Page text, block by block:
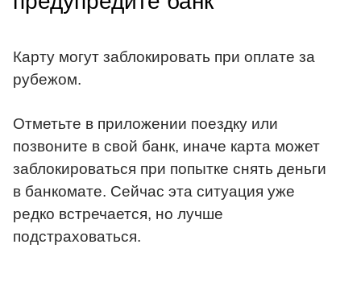
Карту могут заблокировать при оплате за
рубежом.
Отметьте в приложении поездку или
позвоните в свой банк, иначе карта может
заблокироваться при попытке снять деньги
в банкомате. Сейчас эта ситуация уже
редко встречается, но лучше
подстраховаться.